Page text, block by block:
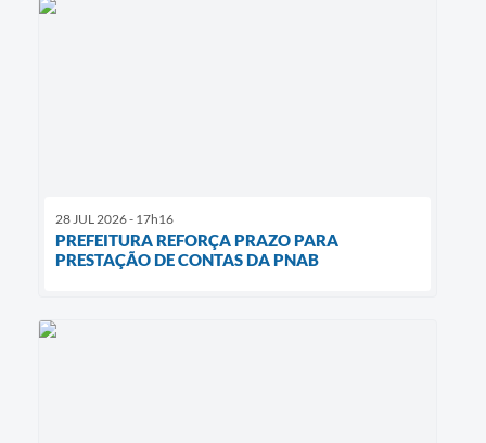
28 JUL 2026 - 17h16
PREFEITURA REFORÇA PRAZO PARA
PRESTAÇÃO DE CONTAS DA PNAB